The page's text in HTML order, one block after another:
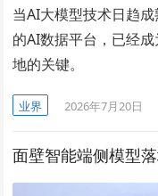
当AI大模型技术日趋
的AI数据平台，已经
地的关键。
业界 2026年7月20日
面壁智能端侧模型